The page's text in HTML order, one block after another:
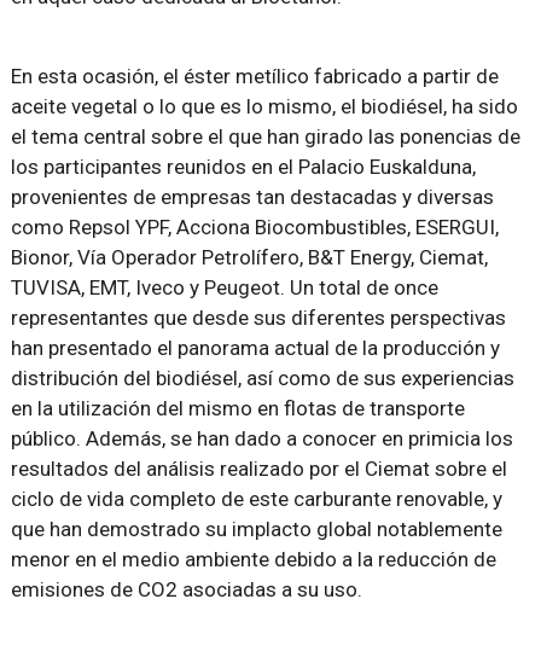
En esta ocasión, el éster metílico fabricado a partir de
aceite vegetal o lo que es lo mismo, el biodiésel, ha sido
el tema central sobre el que han girado las ponencias de
los participantes reunidos en el Palacio Euskalduna,
provenientes de empresas tan destacadas y diversas
como Repsol YPF, Acciona Biocombustibles, ESERGUI,
Bionor, Vía Operador Petrolífero, B&T Energy, Ciemat,
TUVISA, EMT, Iveco y Peugeot. Un total de once
representantes que desde sus diferentes perspectivas
han presentado el panorama actual de la producción y
distribución del biodiésel, así como de sus experiencias
en la utilización del mismo en flotas de transporte
público. Además, se han dado a conocer en primicia los
resultados del análisis realizado por el Ciemat sobre el
ciclo de vida completo de este carburante renovable, y
que han demostrado su implacto global notablemente
menor en el medio ambiente debido a la reducción de
emisiones de CO2 asociadas a su uso.